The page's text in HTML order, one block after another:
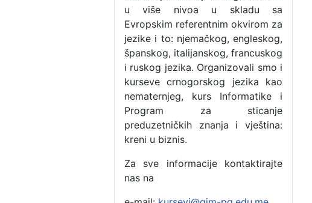
u više nivoa u skladu sa
Evropskim referentnim okvirom za
jezike i to: njemačkog, engleskog,
španskog, italijanskog, francuskog
i ruskog jezika. Organizovali smo i
kurseve crnogorskog jezika kao
nematernjeg, kurs Informatike i
Program za sticanje
preduzetničkih znanja i vještina:
kreni u biznis.
Za sve informacije kontaktirajte
nas na